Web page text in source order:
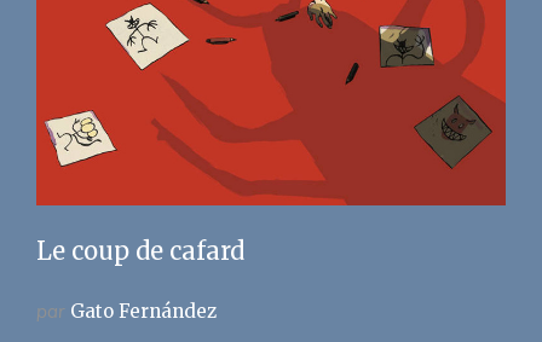
Le coup de cafard
par Gato Fernández